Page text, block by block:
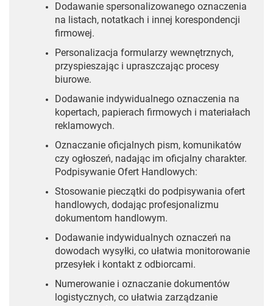
Dodawanie spersonalizowanego oznaczenia
na listach, notatkach i innej korespondencji
firmowej.
Personalizacja formularzy wewnętrznych,
przyspieszając i upraszczając procesy
biurowe.
Dodawanie indywidualnego oznaczenia na
kopertach, papierach firmowych i materiałach
reklamowych.
Oznaczanie oficjalnych pism, komunikatów
czy ogłoszeń, nadając im oficjalny charakter.
Podpisywanie Ofert Handlowych:
Stosowanie pieczątki do podpisywania ofert
handlowych, dodając profesjonalizmu
dokumentom handlowym.
Dodawanie indywidualnych oznaczeń na
dowodach wysyłki, co ułatwia monitorowanie
przesyłek i kontakt z odbiorcami.
Numerowanie i oznaczanie dokumentów
logistycznych, co ułatwia zarządzanie